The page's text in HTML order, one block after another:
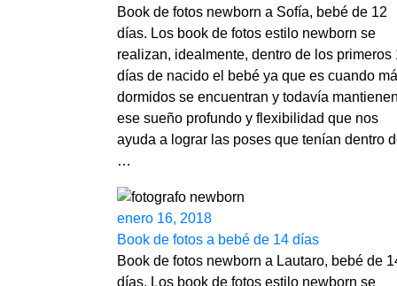
Book de fotos newborn a Sofía, bebé de 12
días. Los book de fotos estilo newborn se
realizan, idealmente, dentro de los primeros
días de nacido el bebé ya que es cuando
dormidos se encuentran y todavía mantienen
ese sueño profundo y flexibilidad que nos
ayuda a lograr las poses que tenían dentro
…
enero 16, 2018
Book de fotos a bebé de 14 días
Book de fotos newborn a Lautaro, bebé de
días. Los book de fotos estilo newborn se